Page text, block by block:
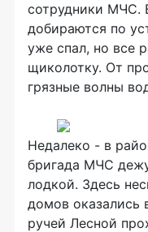
сотрудники МЧС.
добираются по
уже спал, но все
щиколотку. От
грязные волны
Недалеко - в
бригада МЧС
лодкой. Здесь
домов оказались
ручей Лесной